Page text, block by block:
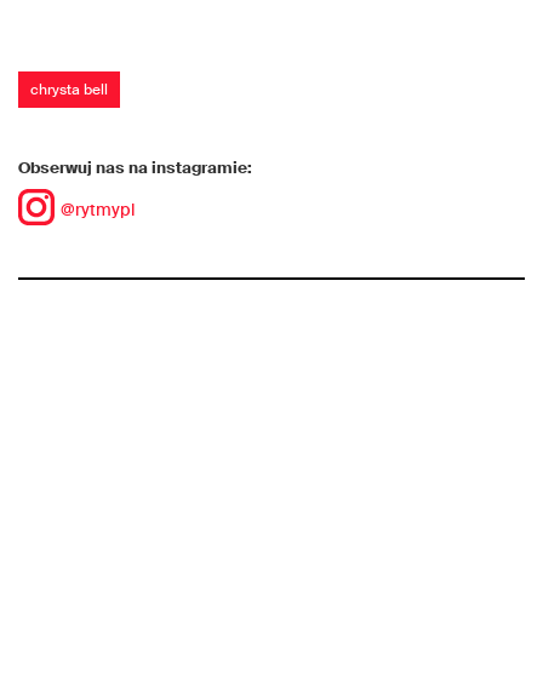
chrysta bell
Obserwuj nas na instagramie:
@rytmypl